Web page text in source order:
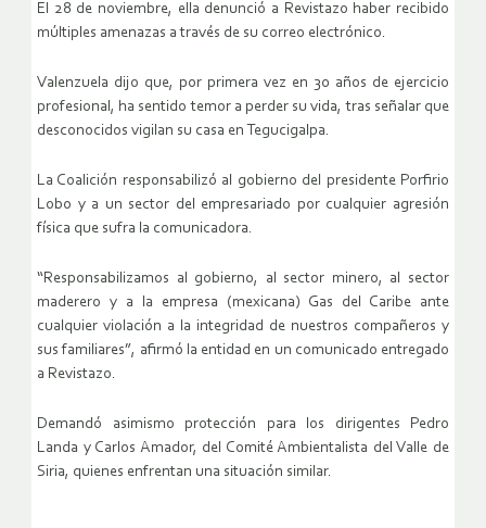
El 28 de noviembre, ella denunció a Revistazo haber recibido
múltiples amenazas a través de su correo electrónico.
Valenzuela dijo que, por primera vez en 30 años de ejercicio
profesional, ha sentido temor a perder su vida, tras señalar que
desconocidos vigilan su casa en Tegucigalpa.
La Coalición responsabilizó al gobierno del presidente Porfirio
Lobo y a un sector del empresariado por cualquier agresión
física que sufra la comunicadora.
“Responsabilizamos al gobierno, al sector minero, al sector
maderero y a la empresa (mexicana) Gas del Caribe ante
cualquier violación a la integridad de nuestros compañeros y
sus familiares”, afirmó la entidad en un comunicado entregado
a Revistazo.
Demandó asimismo protección para los dirigentes Pedro
Landa y Carlos Amador, del Comité Ambientalista del Valle de
Siria, quienes enfrentan una situación similar.